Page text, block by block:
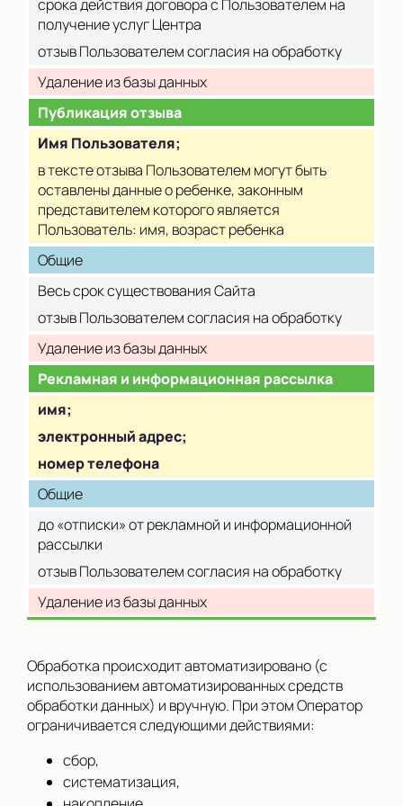
срока действия договора с Пользователем на
получение услуг Центра
отзыв Пользователем согласия на обработку
Удаление из базы данных
Публикация отзыва
Имя Пользователя;
в тексте отзыва Пользователем могут быть
оставлены данные о ребенке, законным
представителем которого является
Пользователь: имя, возраст ребенка
Общие
Весь срок существования Сайта
отзыв Пользователем согласия на обработку
Удаление из базы данных
Рекламная и информационная рассылка
имя;
электронный адрес;
номер телефона
Общие
до «отписки» от рекламной и информационной
рассылки
отзыв Пользователем согласия на обработку
Удаление из базы данных
Обработка происходит автоматизировано (с
использованием автоматизированных средств
обработки данных) и вручную. При этом Оператор
ограничивается следующими действиями:
сбор,
систематизация,